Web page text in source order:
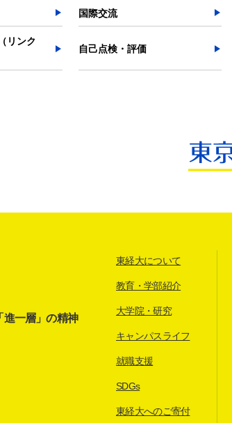
国際交流
リンク
自己点検・評価
進一層」の精神
東経大について
教育・学部紹介
大学院・研究
キャンパスライフ
就職支援
SDGs
東経大へのご寄付